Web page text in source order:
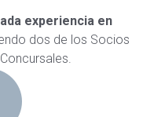
experiencia en
dos de los Socios